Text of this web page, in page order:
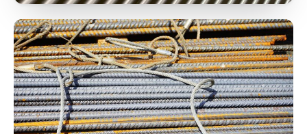
tlouštěk a povrchových úprav nabízí plech
univerzální…